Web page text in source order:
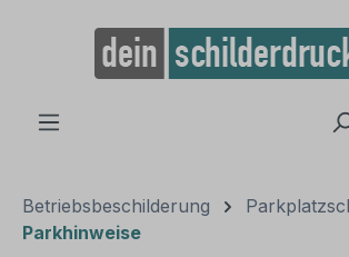
springen
Betriebsbeschilderung
Parkhinweise